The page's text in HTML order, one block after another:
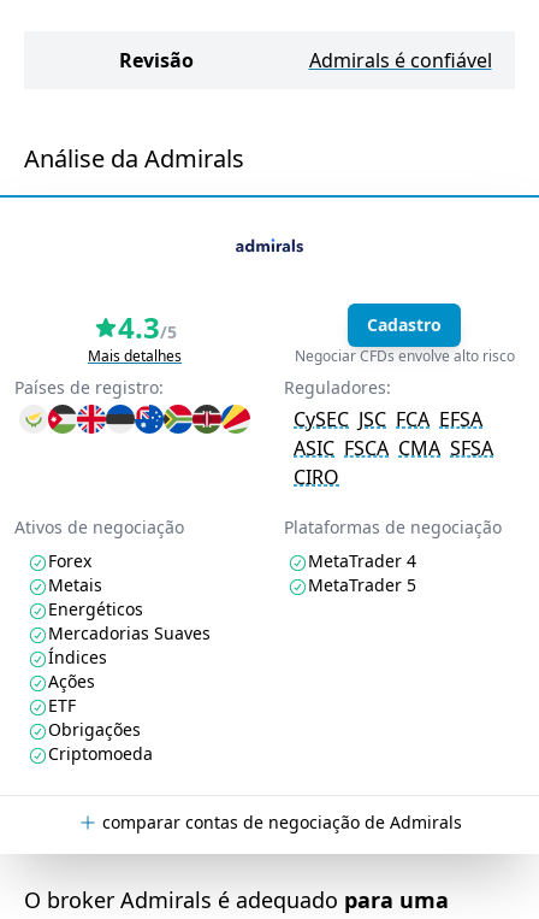
Revisão Admirals é confiável
Análise da Admirals
4.3/5
Mais detalhes
Cadastro
Negociar CFDs envolve alto risco
Países de registro: Reguladores:
CySEC JSC FCA EFSA
ASIC FSCA CMA SFSA
CIRO
Ativos de negociação
Forex
Metais
Energéticos
Mercadorias Suaves
Índices
Ações
ETF
Obrigações
Criptomoeda
Plataformas de negociação
MetaTrader 4
MetaTrader 5
comparar contas de negociação de Admirals
O broker Admirals é adequado para uma